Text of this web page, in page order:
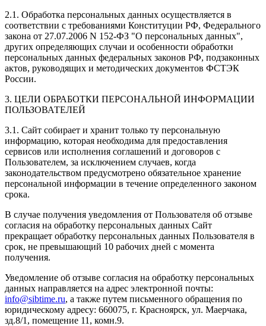
2.1. Обработка персональных данных осуществляется в
соответствии с требованиями Конституции РФ, Федерального
закона от 27.07.2006 N 152-ФЗ "О персональных данных",
других определяющих случаи и особенности обработки
персональных данных федеральных законов РФ, подзаконных
актов, руководящих и методических документов ФСТЭК
России.
3. ЦЕЛИ ОБРАБОТКИ ПЕРСОНАЛЬНОЙ ИНФОРМАЦИИ
ПОЛЬЗОВАТЕЛЕЙ
3.1. Сайт собирает и хранит только ту персональную
информацию, которая необходима для предоставления
сервисов или исполнения соглашений и договоров с
Пользователем, за исключением случаев, когда
законодательством предусмотрено обязательное хранение
персональной информации в течение определенного законом
срока.
В случае получения уведомления от Пользователя об отзыве
согласия на обработку персональных данных Сайт
прекращает обработку персональных данных Пользователя в
срок, не превышающий 10 рабочих дней с момента
получения.
Уведомление об отзыве согласия на обработку персональных
данных направляется на адрес электронной почты:
info@sibtime.ru, а также путем письменного обращения по
юридическому адресу: 660075, г. Красноярск, ул. Маерчака,
зд.8/1, помещение 11, комн.9.